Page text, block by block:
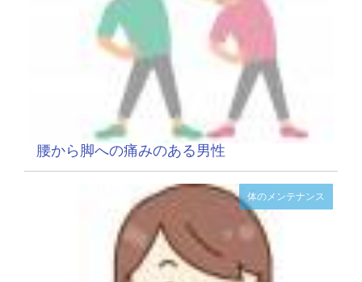
腰から脚への痛みのある男性
体のメンテナンス